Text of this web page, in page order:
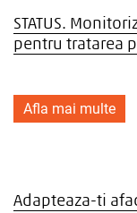
STATUS.
pentru tratarea
Afla mai multe
Adapteaza-ti